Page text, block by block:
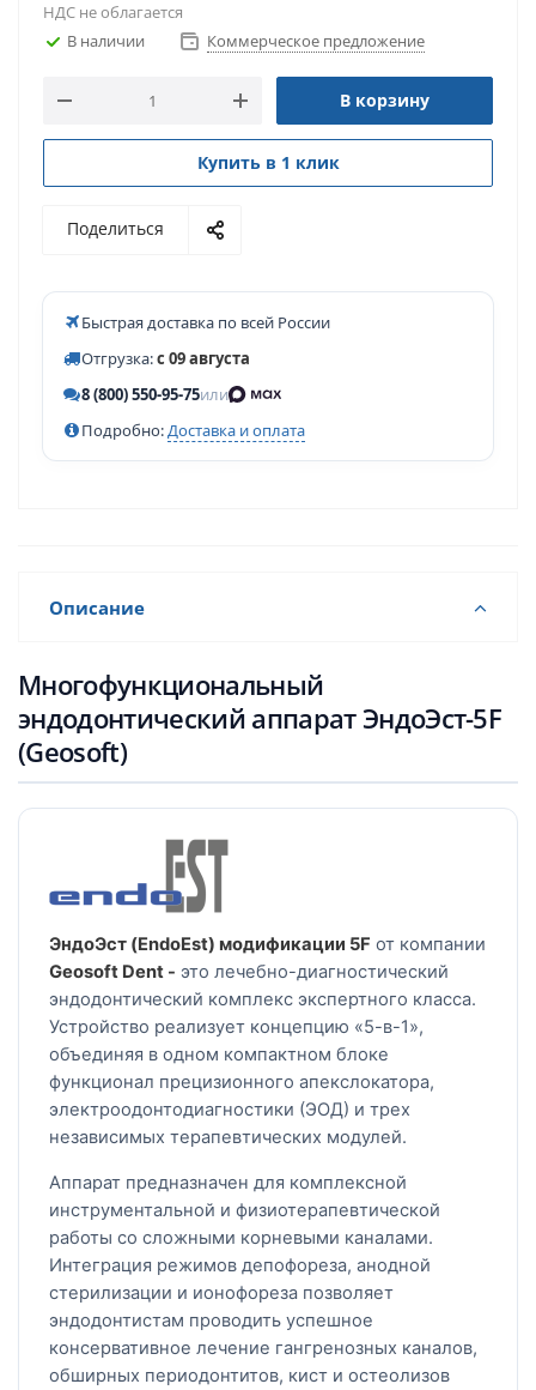
НДС не облагается
В наличии
Коммерческое предложение
В корзину
Купить в 1 клик
Поделиться
Быстрая доставка по всей России
Отгрузка:с 09 августа
8 (800) 550-95-75или
Подробно:Доставка и оплата
Описание
Многофункциональный
эндодонтический аппарат ЭндоЭст-5F
(Geosoft)
ЭндоЭст (EndoEst) модификации 5F от компании
Geosoft Dent - это лечебно-диагностический
эндодонтический комплекс экспертного класса.
Устройство реализует концепцию «5-в-1»,
объединяя в одном компактном блоке
функционал прецизионного апекслокатора,
электроодонтодиагностики (ЭОД) и трех
независимых терапевтических модулей.
Аппарат предназначен для комплексной
инструментальной и физиотерапевтической
работы со сложными корневыми каналами.
Интеграция режимов депофореза, анодной
стерилизации и ионофореза позволяет
эндодонтистам проводить успешное
консервативное лечение гангренозных каналов,
обширных периодонтитов, кист и остеолизов